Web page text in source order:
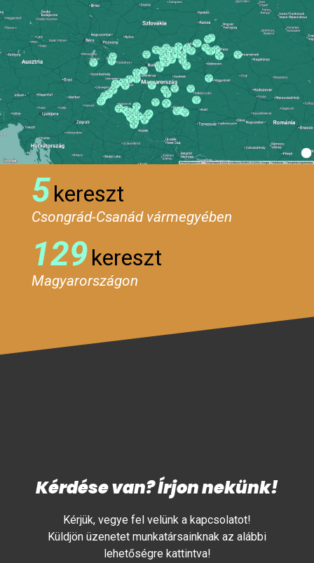
5kereszt
Csongrád-Csanád vármegyében
129kereszt
Magyarországon
Kérdése van? Írjon nekünk!
Kérjük, vegye fel velünk a kapcsolatot!
Küldjön üzenetet munkatársainknak az alábbi
lehetőségre kattintva!